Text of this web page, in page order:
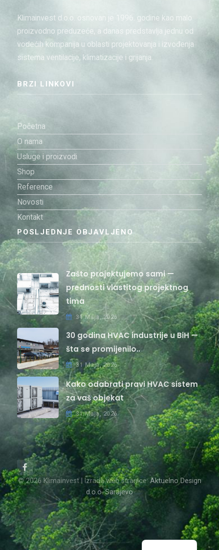
Klimainvest d.o.o. osnovan je 1996. godine kao malo
proizvodno preduzeće, a danas predstavlja jednu od
vodećih kompanija u oblasti projektovanja i izvođenja
sistema ventilacije, klimatizacije i grijanja.
BRZI LINKOVI
Početna
O nama
Usluge i proizvodi
Shop
Reference
Novosti
Kontakt
POSLJEDNJE OBJAVLJENO
Zašto projektujemo sami —
prednosti vlastitog projektnog
tima
31 Maja, 2026
30 godina HVAC industrije u BiH —
šta se promijenilo..
31 Maja, 2026
Kako odabrati pravi HVAC sistem
za vaš objekat
31 Maja, 2026
© 2026 Klimainvest | Izrada web stranice:Aktuelno Design
d.o.o. Sarajevo